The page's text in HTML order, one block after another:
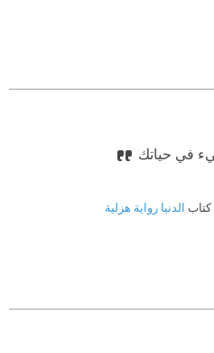
في حياتك
الدنيا رواية هزلية